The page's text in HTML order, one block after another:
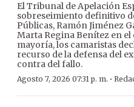
El Tribunal de Apelación
sobreseimiento definitivo
Públicas, Ramón Jiménez
Marta Regina Benítez en
mayoría, los camaristas
recurso de la defensa del
contra del fallo.
Agosto 7, 2026 07:31 p. m. ·